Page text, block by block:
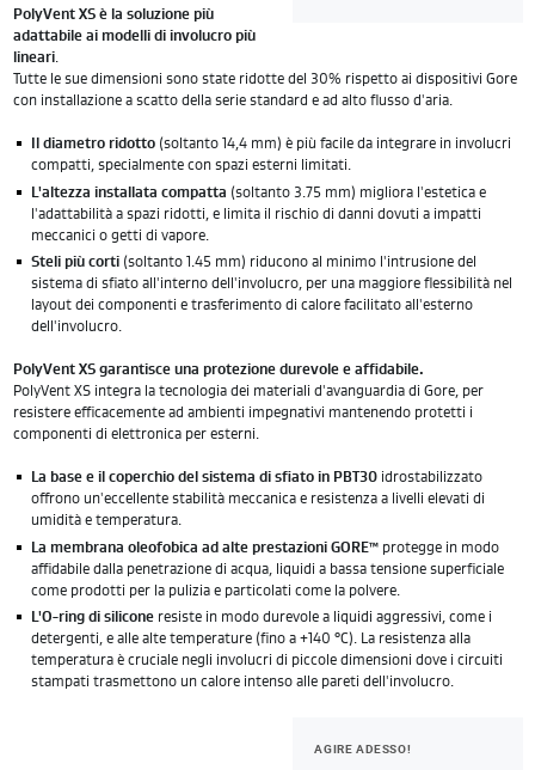
PolyVent XS è la soluzione più
adattabile ai modelli di involucro più
lineari.
Tutte le sue dimensioni sono state ridotte del 30% rispetto ai dispositivi Gore
con installazione a scatto della serie standard e ad alto flusso d'aria.
Il diametro ridotto(soltanto 14,4 mm) è più facile da integrare in involucri
compatti, specialmente con spazi esterni limitati.
L'altezza installata compatta (soltanto 3.75 mm) migliora l'estetica e
l'adattabilità a spazi ridotti, e limita il rischio di danni dovuti a impatti
meccanici o getti di vapore.
Steli più corti(soltanto 1.45 mm) riducono al minimo l'intrusione del
sistema di sfiato all'interno dell'involucro, per una maggiore flessibilità nel
layout dei componenti e trasferimento di calore facilitato all'esterno
dell'involucro.
PolyVent XS garantisce una protezione durevole e affidabile.
PolyVent XS integra la tecnologia dei materiali d'avanguardia di Gore, per
resistere efficacemente ad ambienti impegnativi mantenendo protetti i
componenti di elettronica per esterni.
La base e il coperchio del sistema di sfiato in PBT30idrostabilizzato
offrono un'eccellente stabilità meccanica e resistenza a livelli elevati di
umidità e temperatura.
La membrana oleofobica ad alte prestazioni GORE™protegge in modo
affidabile dalla penetrazione di acqua, liquidi a bassa tensione superficiale
come prodotti per la pulizia e particolati come la polvere.
L'O-ring di siliconeresiste in modo durevole a liquidi aggressivi, come i
detergenti, e alle alte temperature (fino a +140 °C). La resistenza alla
temperatura è cruciale negli involucri di piccole dimensioni dove i circuiti
stampati trasmettono un calore intenso alle pareti dell'involucro.
AGIRE ADESSO!